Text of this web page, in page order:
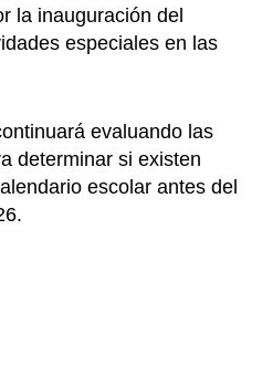
la inauguración del
especiales en las
evaluando las
determinar si existen
escolar antes del